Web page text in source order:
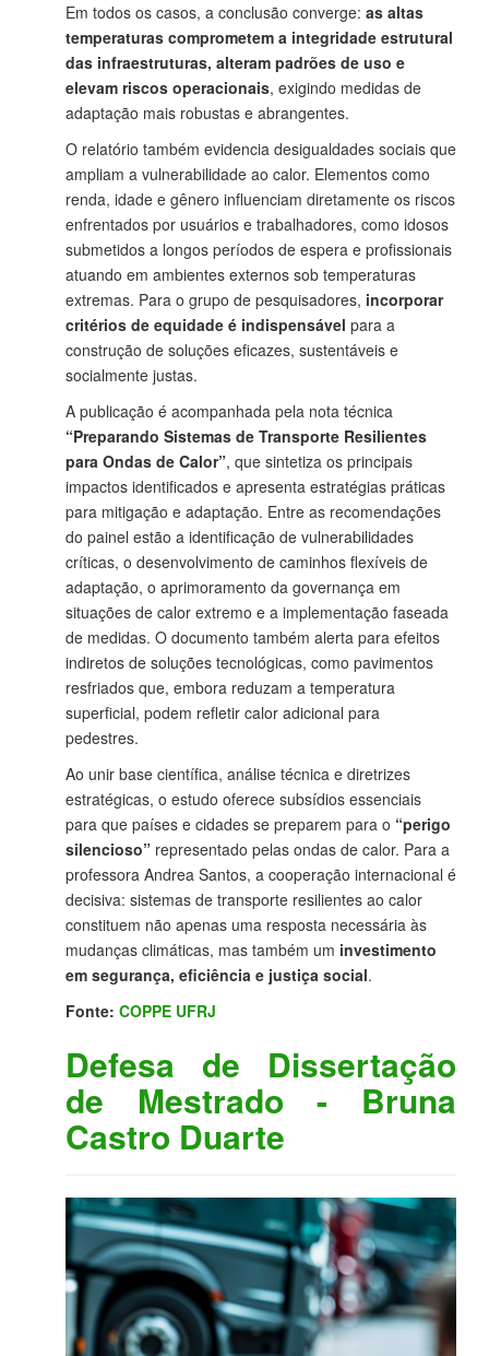
Em todos os casos, a conclusão converge: as altas
temperaturas comprometem a integridade estrutural
das infraestruturas, alteram padrões de uso e
elevam riscos operacionais, exigindo medidas de
adaptação mais robustas e abrangentes.
O relatório também evidencia desigualdades sociais que
ampliam a vulnerabilidade ao calor. Elementos como
renda, idade e gênero influenciam diretamente os riscos
enfrentados por usuários e trabalhadores, como idosos
submetidos a longos períodos de espera e profissionais
atuando em ambientes externos sob temperaturas
extremas. Para o grupo de pesquisadores, incorporar
critérios de equidade é indispensável para a
construção de soluções eficazes, sustentáveis e
socialmente justas.
A publicação é acompanhada pela nota técnica
“Preparando Sistemas de Transporte Resilientes
para Ondas de Calor”, que sintetiza os principais
impactos identificados e apresenta estratégias práticas
para mitigação e adaptação. Entre as recomendações
do painel estão a identificação de vulnerabilidades
críticas, o desenvolvimento de caminhos flexíveis de
adaptação, o aprimoramento da governança em
situações de calor extremo e a implementação faseada
de medidas. O documento também alerta para efeitos
indiretos de soluções tecnológicas, como pavimentos
resfriados que, embora reduzam a temperatura
superficial, podem refletir calor adicional para
pedestres.
Ao unir base científica, análise técnica e diretrizes
estratégicas, o estudo oferece subsídios essenciais
para que países e cidades se preparem para o “perigo
silencioso” representado pelas ondas de calor. Para a
professora Andrea Santos, a cooperação internacional é
decisiva: sistemas de transporte resilientes ao calor
constituem não apenas uma resposta necessária às
mudanças climáticas, mas também um investimento
em segurança, eficiência e justiça social.
Fonte: COPPE UFRJ
Defesa de Dissertação
de Mestrado - Bruna
Castro Duarte